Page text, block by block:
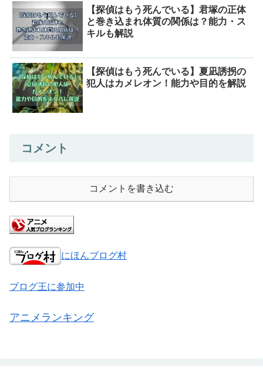
【探偵はもう死んでいる】君塚の正体
と巻き込まれ体質の関係は？能力・ス
キルも解説
【探偵はもう死んでいる】夏凪誘拐の
犯人はカメレオン！能力や目的を解説
コメント
コメントを書き込む
にほんブログ村
ブログ王に参加中
アニメランキング